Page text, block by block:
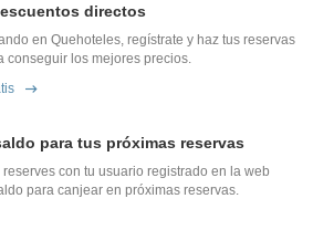
directos
en Quehoteles, regístrate y haz tus reservas
conseguir los mejores precios.
para tus próximas reservas
con tu usuario registrado en la web
para canjear en próximas reservas.